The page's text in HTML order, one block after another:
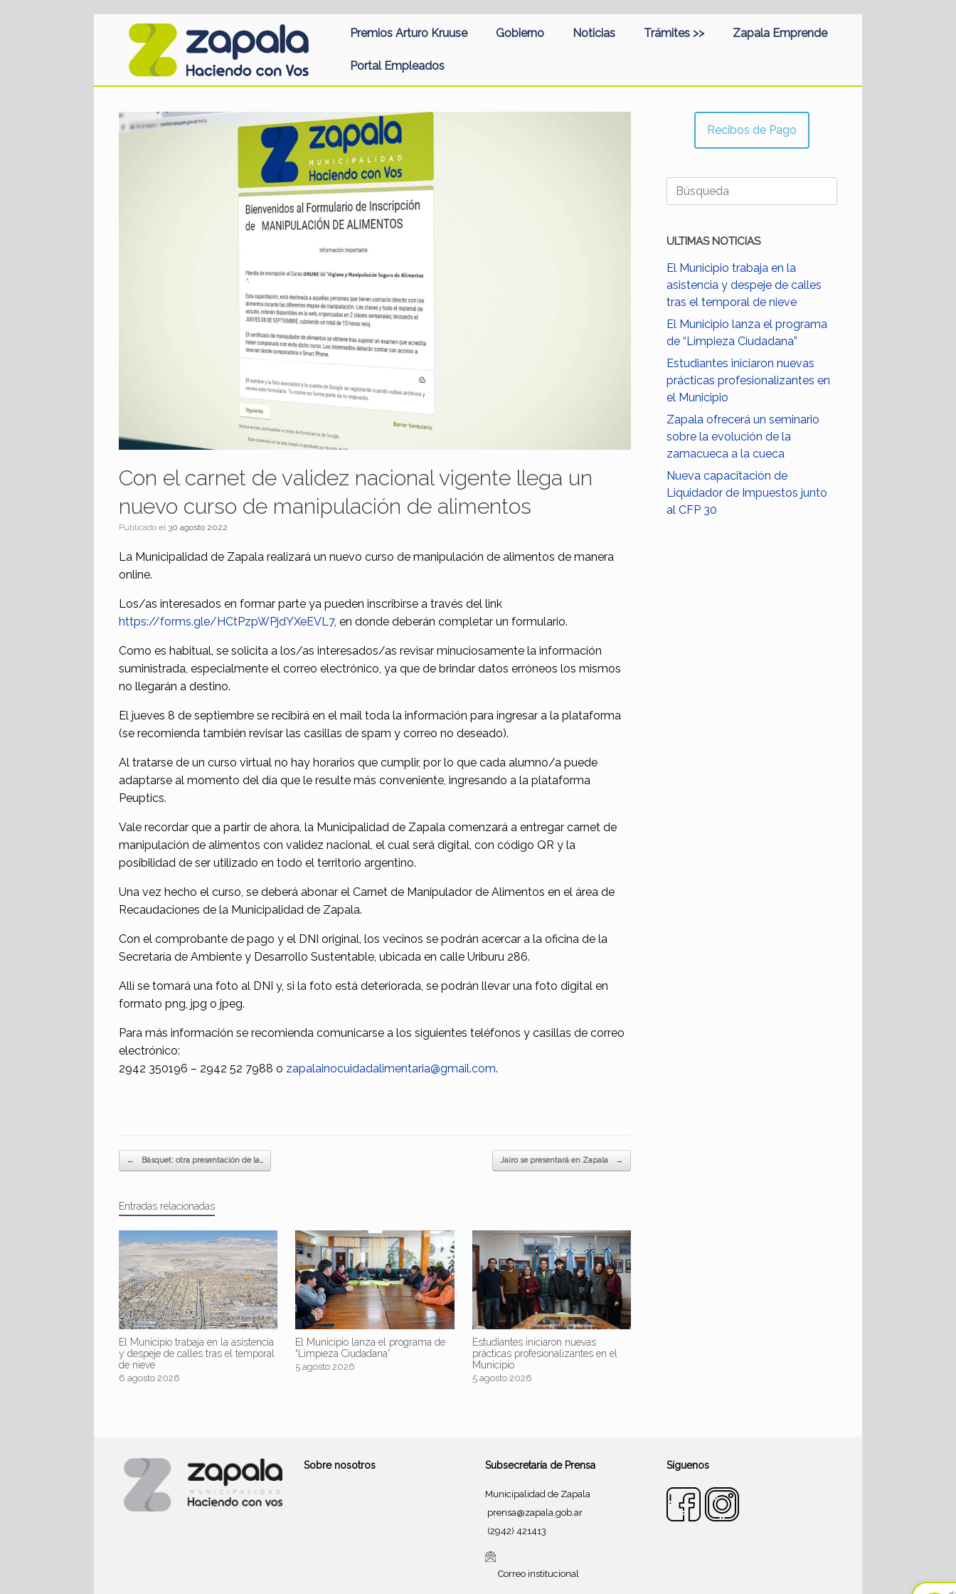
Premios Arturo Kruuse Gobierno Noticias Trámites >> Zapala Emprende
Portal Empleados
Con el carnet de validez nacional vigente llega un
nuevo curso de manipulación de alimentos
Publicado el 30 agosto 2022
La Municipalidad de Zapala realizará un nuevo curso de manipulación de alimentos de manera
online.
Los/as interesados en formar parte ya pueden inscribirse a través del link
https://forms.gle/HCtPzpWPjdYXeEVL7, en donde deberán completar un formulario.
Como es habitual, se solicita a los/as interesados/as revisar minuciosamente la información
suministrada, especialmente el correo electrónico, ya que de brindar datos erróneos los mismos
no llegarán a destino.
El jueves 8 de septiembre se recibirá en el mail toda la información para ingresar a la plataforma
(se recomienda también revisar las casillas de spam y correo no deseado).
Al tratarse de un curso virtual no hay horarios que cumplir, por lo que cada alumno/a puede
adaptarse al momento del día que le resulte más conveniente, ingresando a la plataforma
Peuptics.
Vale recordar que a partir de ahora, la Municipalidad de Zapala comenzará a entregar carnet de
manipulación de alimentos con validez nacional, el cual será digital, con código QR y la
posibilidad de ser utilizado en todo el territorio argentino.
Una vez hecho el curso, se deberá abonar el Carnet de Manipulador de Alimentos en el área de
Recaudaciones de la Municipalidad de Zapala.
Con el comprobante de pago y el DNI original, los vecinos se podrán acercar a la oficina de la
Secretaría de Ambiente y Desarrollo Sustentable, ubicada en calle Uriburu 286.
Allí se tomará una foto al DNI y, si la foto está deteriorada, se podrán llevar una foto digital en
formato png, jpg o jpeg.
Para más información se recomienda comunicarse a los siguientes teléfonos y casillas de correo
electrónico:
2942 350196 – 2942 52 7988 o zapalainocuidadalimentaria@gmail.com.
Navegador de artículos
← Básquet: otra presentación de la… Jairo se presentará en Zapala →
Entradas relacionadas
El Municipio trabaja en la asistencia
y despeje de calles tras el temporal
de nieve
6 agosto 2026
El Municipio lanza el programa de
“Limpieza Ciudadana”
5 agosto 2026
Estudiantes iniciaron nuevas
prácticas profesionalizantes en el
Municipio
5 agosto 2026
Recibos de Pago
Buscar:
ULTIMAS NOTICIAS
El Municipio trabaja en la
asistencia y despeje de calles
tras el temporal de nieve
El Municipio lanza el programa
de “Limpieza Ciudadana”
Estudiantes iniciaron nuevas
prácticas profesionalizantes en
el Municipio
Zapala ofrecerá un seminario
sobre la evolución de la
zamacueca a la cueca
Nueva capacitación de
Liquidador de Impuestos junto
al CFP 30
Sobre nosotros Subsecretaría de Prensa
Municipalidad de Zapala
prensa@zapala.gob.ar
(2942) 421413
Correo institucional
Síguenos